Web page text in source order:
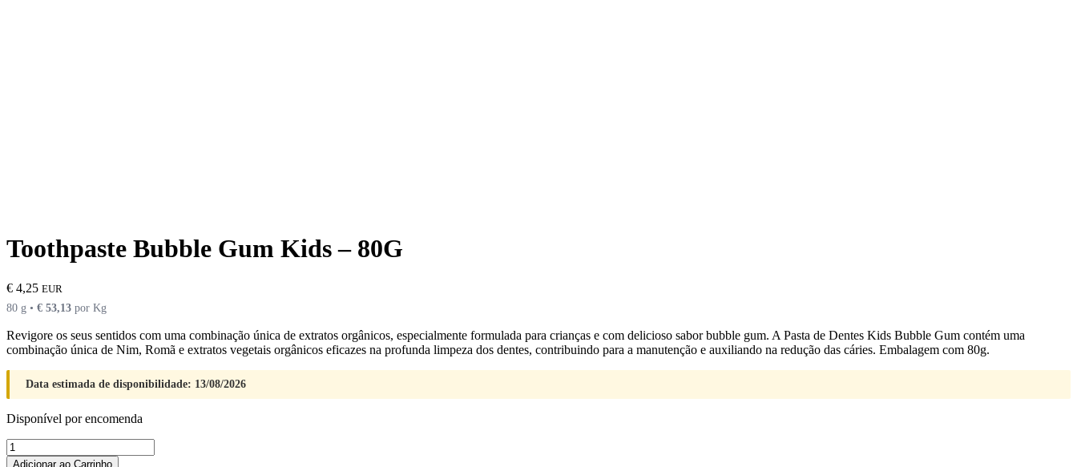
Toothpaste Bubble Gum Kids – 80G
€ 4,25 EUR
80 g • € 53,13 por Kg
Revigore os seus sentidos com uma combinação única de extratos orgânicos, especialmente formulada para crianças e com delicioso sabor bubble gum. A Pasta de Dentes Kids Bubble Gum contém uma
combinação única de Nim, Romã e extratos vegetais orgânicos eficazes na profunda limpeza dos dentes, contribuindo para a manutenção e auxiliando na redução das cáries. Embalagem com 80g.
Data estimada de disponibilidade: 13/08/2026
Disponível por encomenda
Quantidade
deAdicionar ao Carrinho